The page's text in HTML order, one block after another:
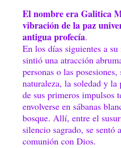
El nombre era Galitica
vibración de la paz
antigua profecía.
En los días siguientes a
sintió una atracción
personas o las
naturaleza, la soledad y
de sus primeros impulsos
envolverse en sábanas
bosque. Allí, entre el
silencio sagrado, se sentó
comunión con Dios.